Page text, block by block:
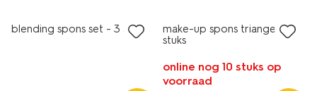
blending spons set - 3 stuks
make-up spons triangel - 4
stuks
online nog 10 stuks op
voorraad